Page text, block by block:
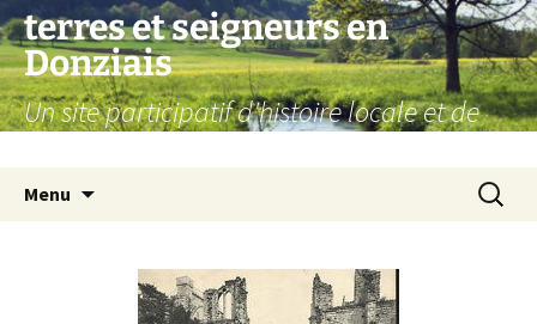
Aller
au
contenu
terres et seigneurs en
Donziais
Un site participatif d'histoire locale et de
Menu